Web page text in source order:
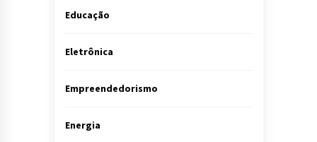
Educação
Eletrônica
Empreendedorismo
Energia